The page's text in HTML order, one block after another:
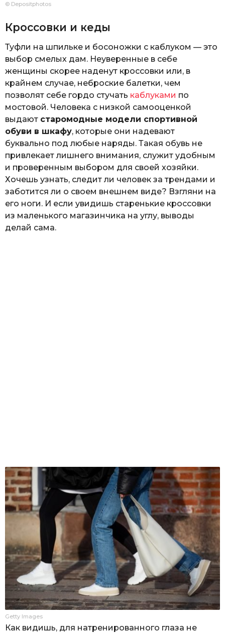
© Depositphotos
Кроссовки и кеды
Туфли на шпильке и босоножки с каблуком — это
выбор смелых дам. Неуверенные в себе
женщины скорее наденут кроссовки или, в
крайнем случае, неброские балетки, чем
позволят себе гордо стучать каблуками по
мостовой. Человека с низкой самооценкой
выдают старомодные модели спортивной
обуви в шкафу, которые они надевают
буквально под любые наряды. Такая обувь не
привлекает лишнего внимания, служит удобным
и проверенным выбором для своей хозяйки.
Хочешь узнать, следит ли человек за трендами и
заботится ли о своем внешнем виде? Взгляни на
его ноги. И если увидишь старенькие кроссовки
из маленького магазинчика на углу, выводы
делай сама.
Getty Images
Как видишь, для натренированного глаза не